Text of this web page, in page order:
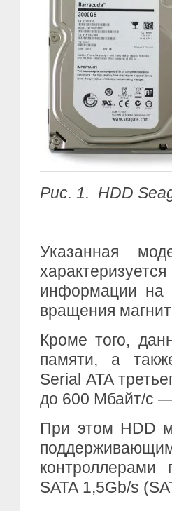
Рис. 1. HDD
Указанная
информации на
вращения
Кроме того,
памяти, а
Serial ATA
до 600 Мбайт/с
При этом HDD
SATA 1,5Gb/s